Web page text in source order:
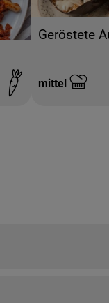
Geröstete
Schwierigkeit:
mittel